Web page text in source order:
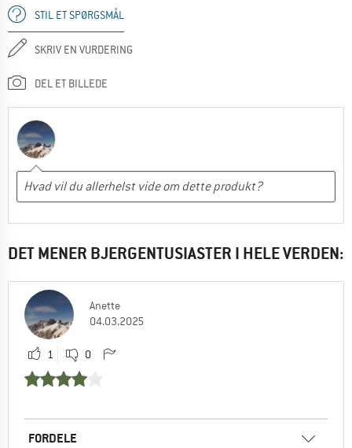
STIL ET SPØRGSMÅL
SKRIV EN VURDERING
DEL ET BILLEDE
DET MENER BJERGENTUSIASTER I HELE VERDEN:
Anette
04.03.2025
1 0
FORDELE